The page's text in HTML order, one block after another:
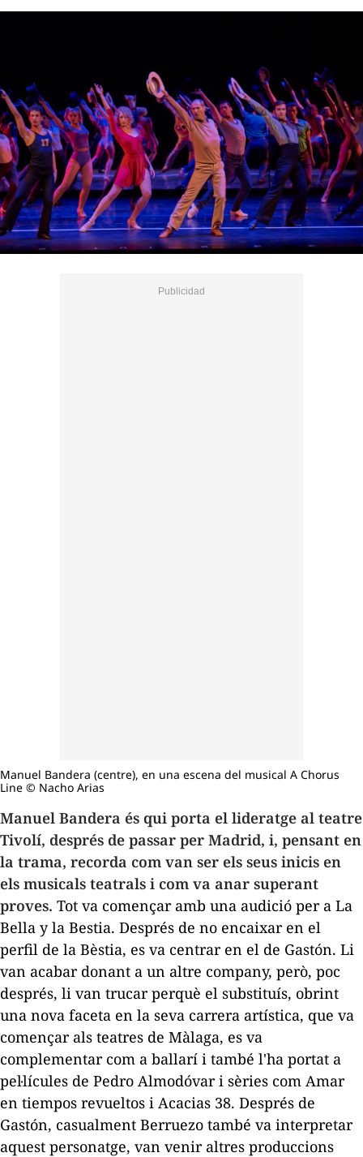
Manuel Bandera (centre), en una escena del musical A Chorus
Line © Nacho Arias
Manuel Bandera és qui porta el lideratge al teatre
Tivolí, després de passar per Madrid, i, pensant en
la trama, recorda com van ser els seus inicis en
els musicals teatrals i com va anar superant
proves. Tot va començar amb una audició per a La
Bella y la Bestia. Després de no encaixar en el
perfil de la Bèstia, es va centrar en el de Gastón. Li
van acabar donant a un altre company, però, poc
després, li van trucar perquè el substituís, obrint
una nova faceta en la seva carrera artística, que va
començar als teatres de Màlaga, es va
complementar com a ballarí i també l'ha portat a
pel·lícules de Pedro Almodóvar i sèries com Amar
en tiempos revueltos i Acacias 38. Després de
Gastón, casualment Berruezo també va interpretar
aquest personatge, van venir altres produccions